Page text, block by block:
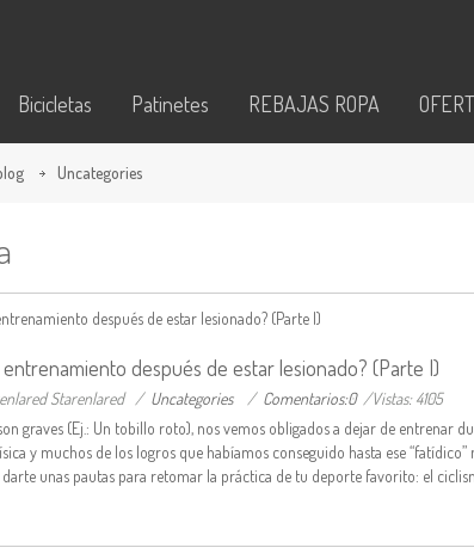
Bicicletas Patinetes REBAJAS ROPA
Uncategories
entrenamiento después de estar lesionado? (Parte I)
Starenlared/ Uncategories / Comentarios:0/Vistas: 4105
graves (Ej.: Un tobillo roto), nos vemos obligados a dejar de entrenar
y muchos de los logros que habíamos conseguido hasta ese
unas pautas para retomar la práctica de tu deporte favorito: el